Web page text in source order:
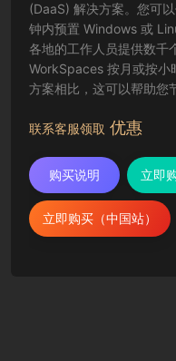
(DaaS) 解决方案。您可
钟内预置 Windows 或
各地的工作人员提供数千
WorkSpaces 按月或按小
方案相比，这可以帮助您
联系客服领取 优惠
购买说明 立即
立即购买（中国站）